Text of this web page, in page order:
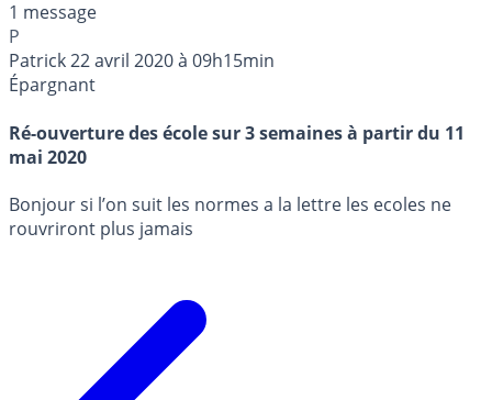
1 message
P
Patrick22 avril 2020 à 09h15min
Épargnant
Ré-ouverture des école sur 3 semaines à partir du 11
mai 2020
Bonjour si l’on suit les normes a la lettre les ecoles ne
rouvriront plus jamais